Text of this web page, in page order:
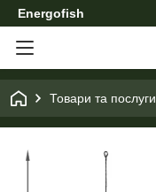
Energofish
Товари та послуги